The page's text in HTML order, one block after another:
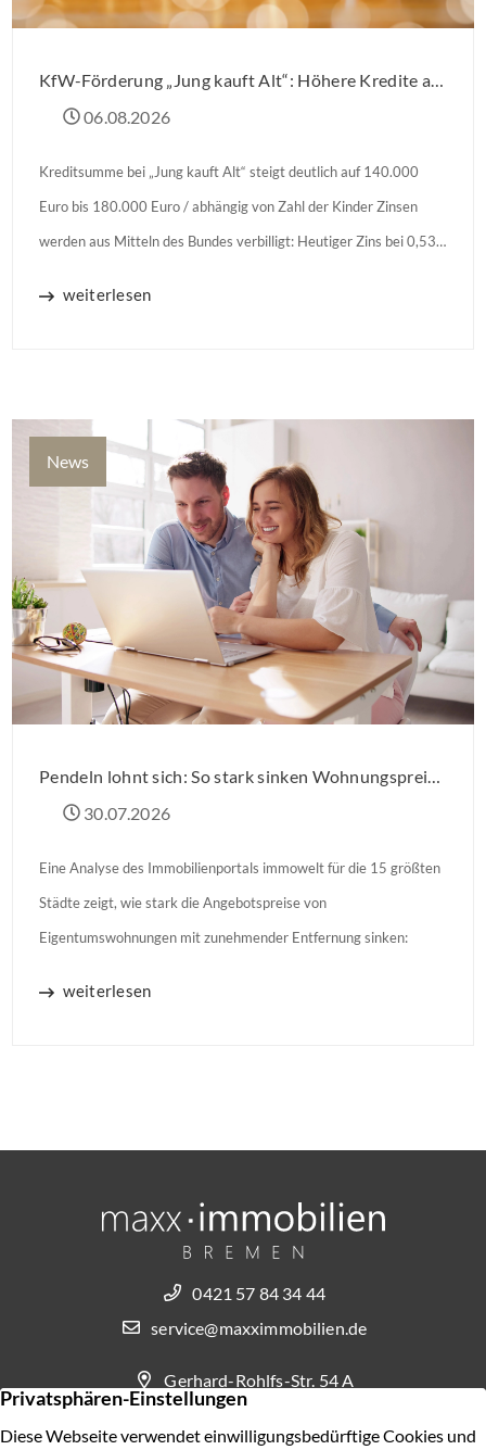
06.08.2026
Kreditsumme bei „Jung kauft Alt“ steigt deutlich auf 140.000
Euro bis 180.000 Euro / abhängig von Zahl der Kinder Zinsen
werden aus Mitteln des Bundes verbilligt: Heutiger Zins bei 0,53
weiterlesen
News
Pendeln lohnt sich: So stark sinken Wohnungspreise im Umland
30.07.2026
Eine Analyse des Immobilienportals immowelt für die 15 größten
Städte zeigt, wie stark die Angebotspreise von
Eigentumswohnungen mit zunehmender Entfernung sinken:
weiterlesen
Gerhard-Rohlfs-Str. 54 A
28757 Bremen
0421 57 84 34 44
service@maxximmobilien.de